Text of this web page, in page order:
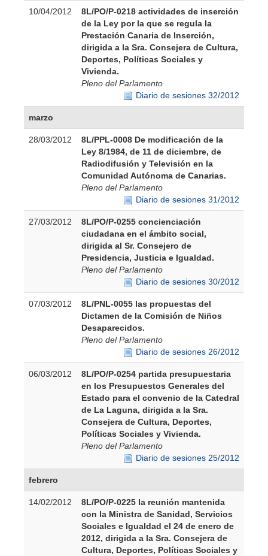
10/04/2012
8L/PO/P-0218 actividades de inserción
de la Ley por la que se regula la
Prestación Canaria de Inserción,
dirigida a la Sra. Consejera de Cultura,
Deportes, Políticas Sociales y
Vivienda.
Pleno del Parlamento
Diario de sesiones 32/2012
marzo
28/03/2012
8L/PPL-0008 De modificación de la
Ley 8/1984, de 11 de diciembre, de
Radiodifusión y Televisión en la
Comunidad Autónoma de Canarias.
Pleno del Parlamento
Diario de sesiones 31/2012
27/03/2012
8L/PO/P-0255 concienciación
ciudadana en el ámbito social,
dirigida al Sr. Consejero de
Presidencia, Justicia e Igualdad.
Pleno del Parlamento
Diario de sesiones 30/2012
07/03/2012
8L/PNL-0055 las propuestas del
Dictamen de la Comisión de Niños
Desaparecidos.
Pleno del Parlamento
Diario de sesiones 26/2012
06/03/2012
8L/PO/P-0254 partida presupuestaria
en los Presupuestos Generales del
Estado para el convenio de la Catedral
de La Laguna, dirigida a la Sra.
Consejera de Cultura, Deportes,
Políticas Sociales y Vivienda.
Pleno del Parlamento
Diario de sesiones 25/2012
febrero
14/02/2012
8L/PO/P-0225 la reunión mantenida
con la Ministra de Sanidad, Servicios
Sociales e Igualdad el 24 de enero de
2012, dirigida a la Sra. Consejera de
Cultura, Deportes, Políticas Sociales y